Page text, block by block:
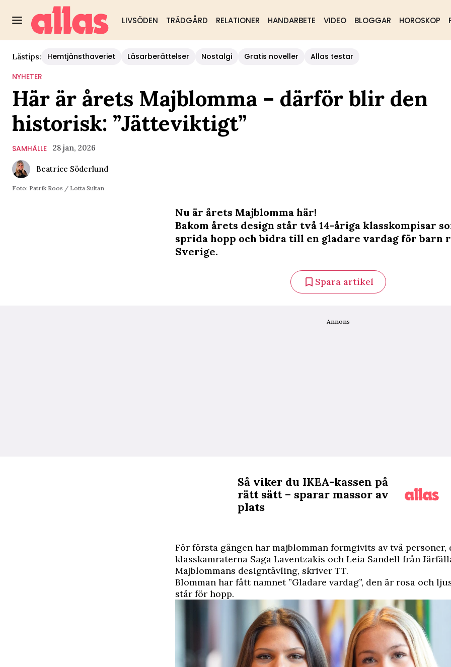
LIVSÖDEN TRÄDGÅRD RELATIONER HANDARBETE VIDEO BLOGGAR HOROSKOP
Lästips: Hemtjänsthaveriet Läsarberättelser Nostalgi Gratis noveller
Allas testar
NYHETER
Här är årets Majblomma – därför blir den
historisk: ”Jätteviktigt”
SAMHÄLLE 28 jan, 2026
Beatrice Söderlund
Foto: Patrik Roos / Lotta Sultan
Nu är årets Majblomma här!
Bakom årets design står två 14-åriga klasskompisar
sprida hopp och bidra till en gladare vardag för barn
Sverige.
Spara artikel
Annons
Så viker du IKEA-kassen på
rätt sätt – sparar massor av
plats
För första gången har majblomman formgivits av två personer,
klasskamraterna Saga Laventzakis och Leia Sandell från
Majblommans designtävling, skriver TT.
Blomman har fått namnet ”Gladare vardag”, den är rosa och
står för hopp.